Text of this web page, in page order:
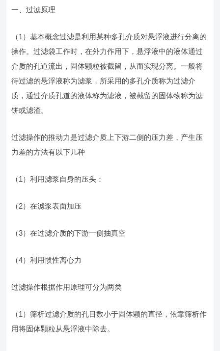
一、过滤原理
（1）基本概念过滤是利用某种多孔介质对悬浮液进行分离的
操作。过滤袋工作时，在外力作用下，悬浮液中的液体通过
介质的孔道流出，固体颗粒被截留，从而实现分离。一般将
待过滤的悬浮液称为滤浆，所采用的多孔介质称为过滤介
质，通过介质孔道的液体称为滤液，被截留的固体物称为滤
饼或滤渣。
过滤操作的推动力是过滤介质上下游二侧的压力差，产生压
力差的方法有以下几种
（1）利用滤浆自身的压头：
（2）在滤浆表面加压
（3）在过滤介质的下游一侧抽真空
（4）利用惯性离心力
过滤操作根据作用原理可分为两类
（1）筛析过滤介质的孔目数小于固体颗的直径，依靠筛析作
用将固体颗粒从悬浮液中除去。